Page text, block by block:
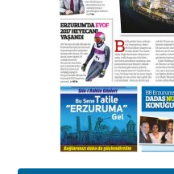
”Reisimiz”
26 Mart 2026
Cem Bakırcı
Ardında
gönül adamı
13 Mayıs 2026
Esat BİNDESEN
Başkan
bir vizyon